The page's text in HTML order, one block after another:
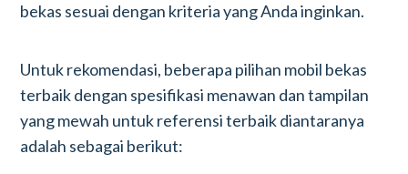
bekas sesuai dengan kriteria yang Anda inginkan.
Untuk rekomendasi, beberapa pilihan mobil bekas
terbaik dengan spesifikasi menawan dan tampilan
yang mewah untuk referensi terbaik diantaranya
adalah sebagai berikut: